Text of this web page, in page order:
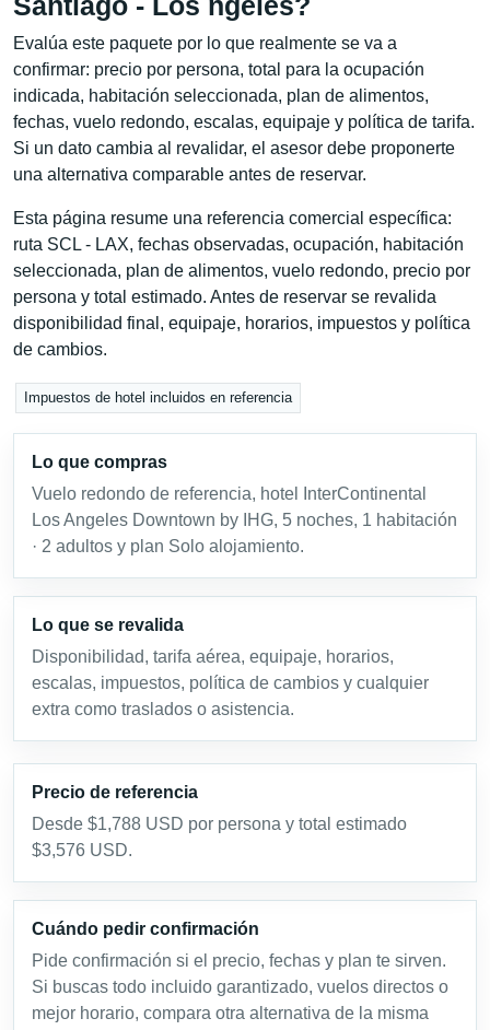
Evalúa este paquete por lo que realmente se va a
confirmar: precio por persona, total para la ocupación
indicada, habitación seleccionada, plan de alimentos,
fechas, vuelo redondo, escalas, equipaje y política de tarifa.
Si un dato cambia al revalidar, el asesor debe proponerte
una alternativa comparable antes de reservar.
Esta página resume una referencia comercial específica:
ruta SCL - LAX, fechas observadas, ocupación, habitación
seleccionada, plan de alimentos, vuelo redondo, precio por
persona y total estimado. Antes de reservar se revalida
disponibilidad final, equipaje, horarios, impuestos y política
de cambios.
Impuestos de hotel incluidos en referencia
Lo que compras
Vuelo redondo de referencia, hotel InterContinental
Los Angeles Downtown by IHG, 5 noches, 1 habitación
· 2 adultos y plan Solo alojamiento.
Lo que se revalida
Disponibilidad, tarifa aérea, equipaje, horarios,
escalas, impuestos, política de cambios y cualquier
extra como traslados o asistencia.
Precio de referencia
Desde $1,788 USD por persona y total estimado
$3,576 USD.
Cuándo pedir confirmación
Pide confirmación si el precio, fechas y plan te sirven.
Si buscas todo incluido garantizado, vuelos directos o
mejor horario, compara otra alternativa de la misma